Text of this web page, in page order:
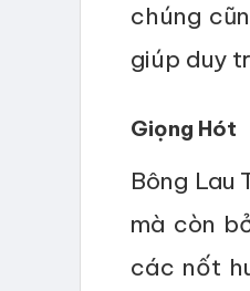
chúng
giúp duy
Giọng Hót
Bông Lau
mà còn
các nốt